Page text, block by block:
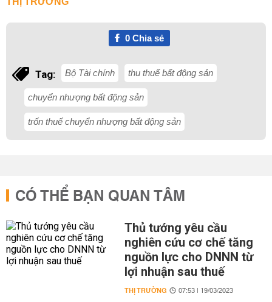
0Chia sẻ
Tag: Bộ Tài chính thu thuế bất động sản
chuyển nhượng bất động sản
trốn thuế chuyển nhượng bất động sản
CÓ THỂ BẠN QUAN TÂM
Thủ tướng yêu cầu
nghiên cứu cơ chế tăng
nguồn lực cho DNNN từ
lợi nhuận sau thuế
THỊ TRƯỜNG 07:53 | 19/03/2023